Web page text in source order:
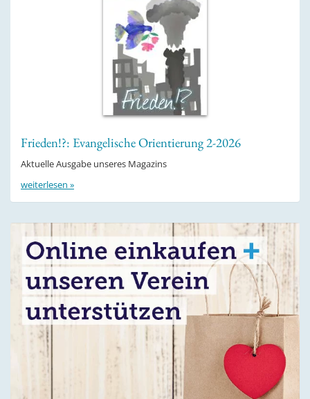
Frieden!?: Evangelische Orientierung 2-2026
Aktuelle Ausgabe unseres Magazins
weiterlesen »